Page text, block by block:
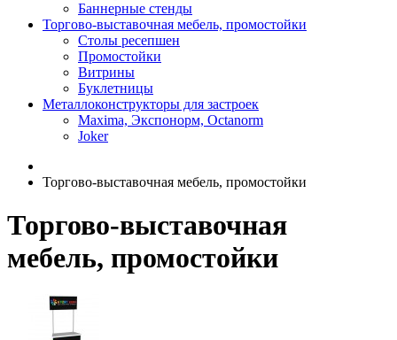
Баннерные стенды
Торгово-выставочная мебель, промостойки
Столы ресепшен
Промостойки
Витрины
Буклетницы
Металлоконструкторы для застроек
Maxima, Экспонорм, Octanorm
Joker
Торгово-выставочная мебель, промостойки
Торгово-выставочная
мебель, промостойки